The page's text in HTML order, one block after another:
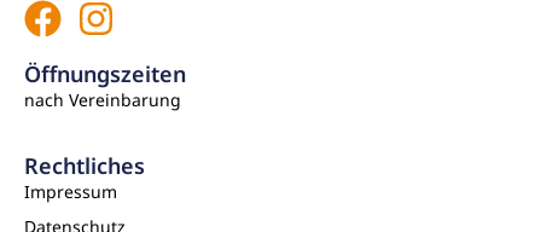
Öffnungszeiten
nach Vereinbarung
Rechtliches
Impressum
Datenschutz